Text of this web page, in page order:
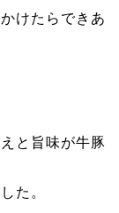
けたらできあ
と旨味が牛豚
た。